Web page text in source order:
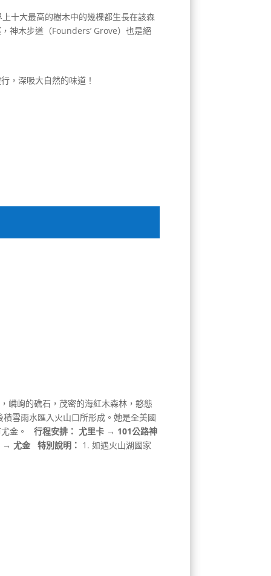
十大最高的樹木中的幾棵都生長在該森
神木步道（Founders’ Grove）也是絕
，深吸大自然的味道！
嶙峋的礁石，茂密的海紅木森林，憨態
雪雨水匯入火山口所形成。她是全美國
尤金。行程安排： 尤里卡 → 101公路神
→ 尤金 特別說明： 1. 如遇火山湖國家